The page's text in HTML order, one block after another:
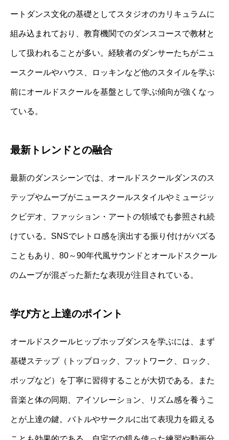
ートダンス文化の基礎としてスタジオのカリキュラムに
組み込まれており、教育機関でのダンスコースで教材と
して扱われることが多い。経験者のダンサーたちがニュ
ースクールやハウス、ロッキンなど他のスタイルを学ぶ
前にオールドスクールを基盤として学ぶ傾向が強くなっ
ている。
最新トレンドとの融合
最新のダンスシーンでは、オールドスクールダンスのス
テップやムーブがニュースクールスタイルやミュージッ
クビデオ、ファッション・アートの領域でも参照され続
けている。SNSでレトロ感を演出する振り付けがバズる
こともあり、80～90年代風サウンドとオールドスクール
のムーブが混ざった新たな表現が注目されている。
学び方と上達のポイント
オールドスクールヒップホップダンスを学ぶには、まず
基礎ステップ（トップロック、フットワーク、ロック、
ポップなど）を丁寧に習得することが大切である。また
音楽と体の同期、アイソレーション、リズム感を養うこ
とが上達の鍵。バトルやサークルに出て表現力を鍛える